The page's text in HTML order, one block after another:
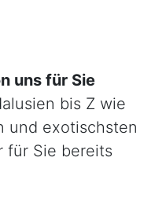
uns für Sie
bis Z wie
und exotischsten
für Sie bereits